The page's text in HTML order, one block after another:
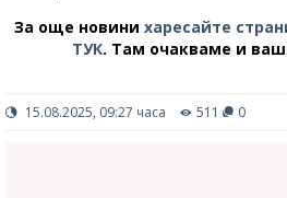
За още новини харесайте
ТУК. Там очакваме и
15.08.2025, 09:27 часа 511 0